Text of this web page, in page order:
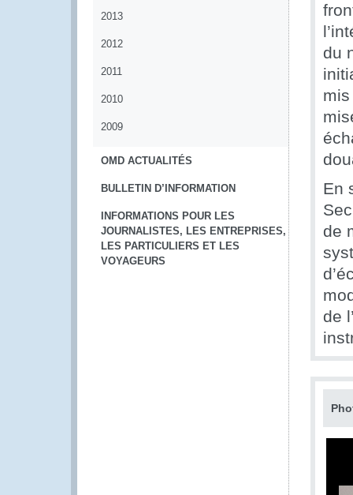
2013
2012
2011
2010
2009
OMD ACTUALITÉS
BULLETIN D’INFORMATION
INFORMATIONS POUR LES
JOURNALISTES, LES ENTREPRISES,
LES PARTICULIERS ET LES
VOYAGEURS
du
En
de
de